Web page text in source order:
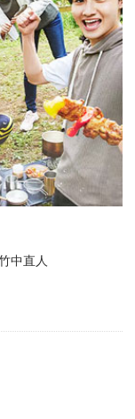
中直人